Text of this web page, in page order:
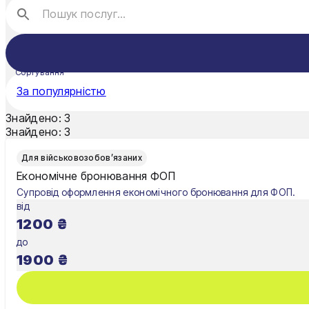
Нікополь
Одеса
Павлоград
Полтава
Сортування
За популярністю
Знайдено: 3
Знайдено: 3
Для військовозобов’язаних
Економічне бронювання ФОП
Супровід оформлення економічного бронювання для ФОП.
від
1200 ₴
до
1900 ₴